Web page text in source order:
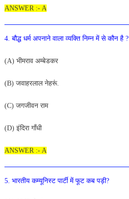
ANSWER :- A
4. बौद्ध धर्म अपनाने वाला व्यक्ति निम्न में से कौन है ?
(A) भीमराव अम्बेडकर
(B) जवाहरलाल नेहरूं.
(C) जगजीवन राम
(D) इंदिरा गाँधी
ANSWER :- A
5. भारतीय कम्यूनिस्ट पार्टी में फूट कब पड़ी?